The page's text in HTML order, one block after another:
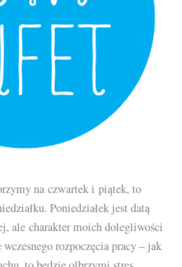
na czwartek i piątek, to
Poniedziałek jest datą
ale charakter moich dolegliwości
rozpoczęcia pracy – jak